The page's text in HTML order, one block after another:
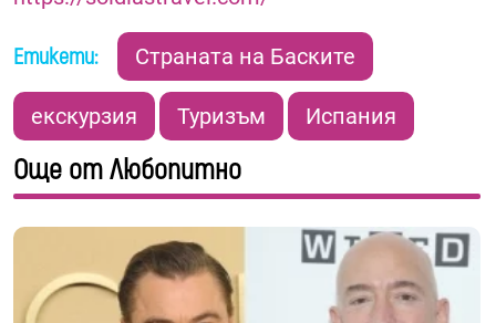
Етикети: Страната на Баските
екскурзия Туризъм Испания
Още от Любопитно